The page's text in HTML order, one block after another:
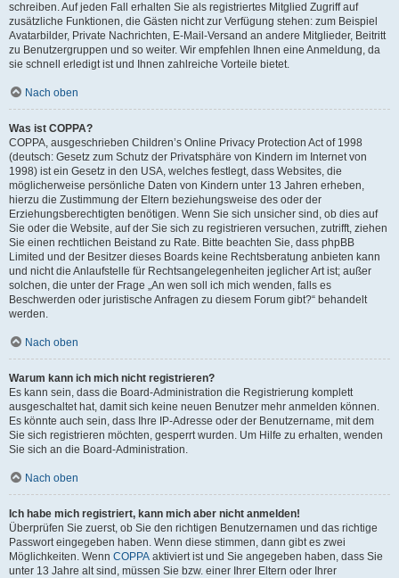
schreiben. Auf jeden Fall erhalten Sie als registriertes Mitglied Zugriff auf
zusätzliche Funktionen, die Gästen nicht zur Verfügung stehen: zum Beispiel
Avatarbilder, Private Nachrichten, E-Mail-Versand an andere Mitglieder, Beitritt
zu Benutzergruppen und so weiter. Wir empfehlen Ihnen eine Anmeldung, da
sie schnell erledigt ist und Ihnen zahlreiche Vorteile bietet.
Nach oben
Was ist COPPA?
COPPA, ausgeschrieben Children’s Online Privacy Protection Act of 1998
(deutsch: Gesetz zum Schutz der Privatsphäre von Kindern im Internet von
1998) ist ein Gesetz in den USA, welches festlegt, dass Websites, die
möglicherweise persönliche Daten von Kindern unter 13 Jahren erheben,
hierzu die Zustimmung der Eltern beziehungsweise des oder der
Erziehungsberechtigten benötigen. Wenn Sie sich unsicher sind, ob dies auf
Sie oder die Website, auf der Sie sich zu registrieren versuchen, zutrifft, ziehen
Sie einen rechtlichen Beistand zu Rate. Bitte beachten Sie, dass phpBB
Limited und der Besitzer dieses Boards keine Rechtsberatung anbieten kann
und nicht die Anlaufstelle für Rechtsangelegenheiten jeglicher Art ist; außer
solchen, die unter der Frage „An wen soll ich mich wenden, falls es
Beschwerden oder juristische Anfragen zu diesem Forum gibt?“ behandelt
werden.
Nach oben
Warum kann ich mich nicht registrieren?
Es kann sein, dass die Board-Administration die Registrierung komplett
ausgeschaltet hat, damit sich keine neuen Benutzer mehr anmelden können.
Es könnte auch sein, dass Ihre IP-Adresse oder der Benutzername, mit dem
Sie sich registrieren möchten, gesperrt wurden. Um Hilfe zu erhalten, wenden
Sie sich an die Board-Administration.
Nach oben
Ich habe mich registriert, kann mich aber nicht anmelden!
Überprüfen Sie zuerst, ob Sie den richtigen Benutzernamen und das richtige
Passwort eingegeben haben. Wenn diese stimmen, dann gibt es zwei
Möglichkeiten. Wenn COPPA aktiviert ist und Sie angegeben haben, dass Sie
unter 13 Jahre alt sind, müssen Sie bzw. einer Ihrer Eltern oder Ihrer